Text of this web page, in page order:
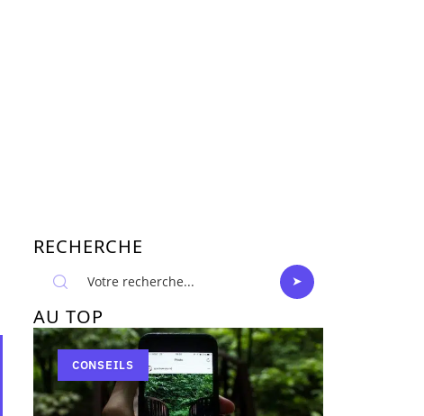
RECHERCHE
AU TOP
CONSEILS